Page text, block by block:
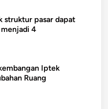
struktur pasar dapat
4
Iptek
Ruang